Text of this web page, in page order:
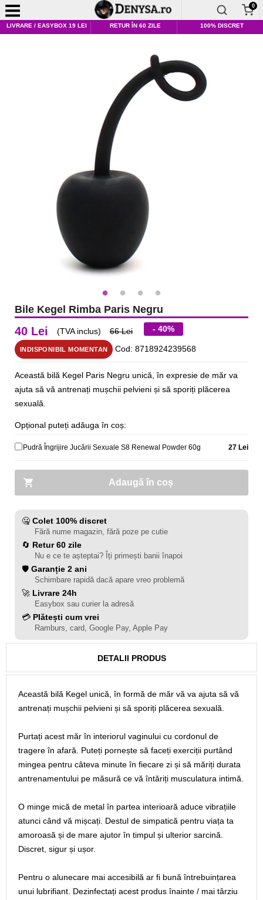
0
LIVRARE / EASYBOX 19 LEI RETUR ÎN 60 ZILE 100% DISCRET
Bile Kegel Rimba Paris Negru
40 Lei (TVA inclus) 66 Lei - 40%
INDISPONIBIL MOMENTAN Cod: 8718924239568
Această bilă Kegel Paris Negru unică, în expresie de măr va
ajuta să vă antrenați mușchii pelvieni și să sporiți plăcerea
sexuală.
Opțional puteți adăuga în coș:
Pudră Îngrijire Jucării Sexuale S8 Renewal Powder 60g 27 Lei
Adaugă în coș
🤐 Colet 100% discret
Fără nume magazin, fără poze pe cutie
🔄 Retur 60 zile
Nu e ce te așteptai? Îți primești banii înapoi
🛡️ Garanție 2 ani
Schimbare rapidă dacă apare vreo problemă
🚀 Livrare 24h
Easybox sau curier la adresă
💳 Plătești cum vrei
Ramburs, card, Google Pay, Apple Pay
DETALII PRODUS
Această bilă Kegel unică, în formă de măr vă va ajuta să vă
antrenați mușchii pelvieni și să sporiți plăcerea sexuală.
Purtați acest măr în interiorul vaginului cu cordonul de
tragere în afară. Puteți pornește să faceți exerciții purtând
mingea pentru câteva minute în fiecare zi și să măriți durata
antrenamentului pe măsură ce vă întăriți musculatura intimă.
O minge mică de metal în partea interioară aduce vibrațiile
atunci când vă mișcați. Destul de simpatică pentru viața ta
amoroasă și de mare ajutor în timpul și ulterior sarcină.
Discret, sigur și ușor.
Pentru o alunecare mai accesibilă ar fi bună întrebuințarea
unui lubrifiant. Dezinfectați acest produs înainte / mai târziu